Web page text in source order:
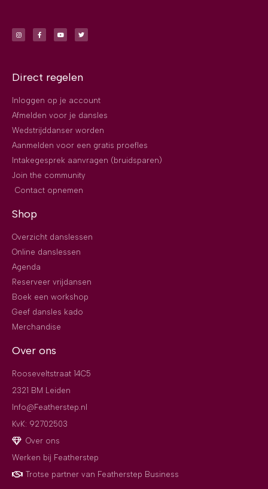
Direct regelen
Inloggen op je account
Afmelden voor je dansles
Wedstrijddanser worden
Aanmelden voor een gratis proefles
Intakegesprek aanvragen (bruidsparen)
Join the community
Contact opnemen
Shop
Overzicht danslessen
Online danslessen
Agenda
Reserveer vrijdansen
Boek een workshop
Geef dansles kado
Merchandise
Over ons
Rooseveltstraat 14C5
2321 BM Leiden
Info@Featherstep.nl
KvK: 92702503
Over ons
Werken bij Featherstep
Trotse partner van Featherstep Business